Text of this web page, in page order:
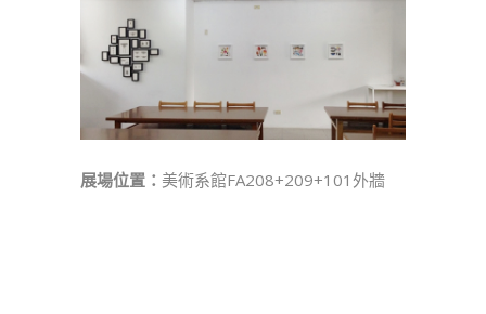
展場位置： 美術系館FA208+209+101外牆